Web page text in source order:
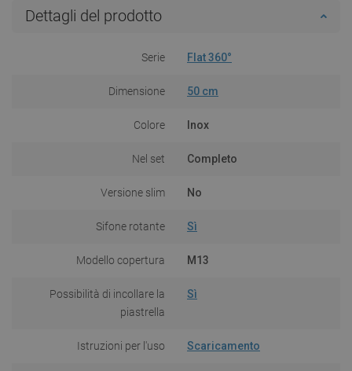
Dettagli del prodotto
Serie Flat 360°
Dimensione 50 cm
Colore Inox
Nel set Completo
Versione slim No
Sifone rotante Sì
Modello copertura M13
Possibilità di incollare la
piastrella
Sì
Istruzioni per l'uso Scaricamento